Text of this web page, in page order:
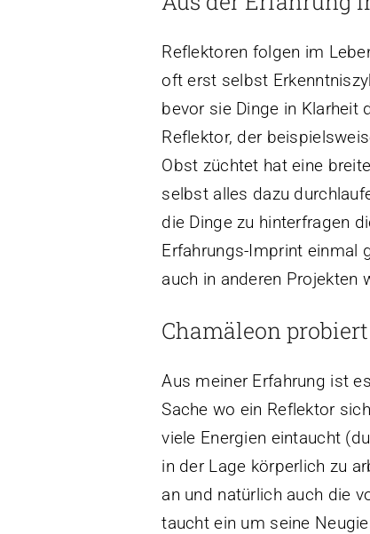
Reflektoren folgen im
oft erst selbst
bevor sie Dinge in Klarheit
Reflektor, der
Obst züchtet hat eine
selbst alles dazu
die Dinge zu hinterfragen
Erfahrungs-Imprint einmal
auch in anderen Projekten
Chamäleon
Aus meiner Erfahrung ist
Sache wo ein Reflektor
viele Energien eintaucht
in der Lage körperlich zu
an und natürlich auch die
taucht ein um seine